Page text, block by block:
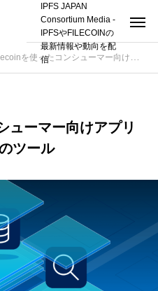
IPFS JAPAN
Consortium Media -
IPFSやFILECOINの
最新情報や動向を配
信
を使ったコンシューマー向けアプリケーション構築のためのツール
ューマー向けアプリ
ツール